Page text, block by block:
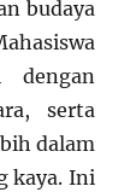
budaya
dengan
serta
dalam
kaya. Ini